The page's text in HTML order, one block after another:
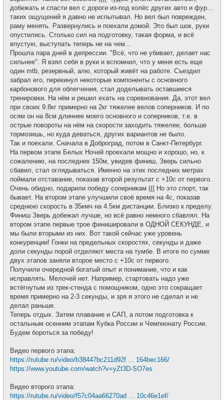
добежать и спасти вел с дороги из-под колёс других авто и фур...
таких ощущений я давно не испытывал. Но вел был поврежден,
раму менять. Развернулись и поехали домой. Это был шок, руки
опустились. Столько сил на подготовку, такая форма, и всё
впустую, выступать теперь не на чем...
Прошла пара дней в депрессии. "Всё, что не убивает, делает нас
сильнее". Я взял себя в руки и вспомнил, что у меня есть еще
один mtb, резервный, алю, который живёт на работе. Съездил
забрал его, перекинул некоторые компоненты с основного
карбонового для облегчения, стал доделывать оставшиеся
тренировки. На нём и решил ехать на соревнования. Да, этот вел
при своих 9.8кг примерно на 2кг тяжелее велов соперников. И по
осям он на 8см длиннее моего основного и соперников, т.е. в
острые повороты на нём на скорости заходить тяжелее, больше
тормозишь, но куда деваться, других вариантов не было.
Так и поехали. Сначала в Доброград, потом в Санкт-Петербург.
На первом этапе Белых Ночей проехали мощно и хорошо, но, к
сожалению, на последних 150м, увидев финиш, Зверь сильно
сбавил, стал оглядываться. Именно на этих последних метрах
поймали отставание, показав второй результат с +10с от первого.
Очень обидно, подарили победу соперникам ((( Но это спорт, так
бывает. На втором этапе улучшили своё время на 4с, показав
среднюю скорость в 35кмч на 4.5км дистанции. Близко к пределу.
Финиш Зверь добежал лучше, но всё равно немного сбавлял. На
втором этапе первые трое финишировали в ОДНОЙ СЕКУНДЕ, и
мы были вторыми из них. Вот такой сейчас уже уровень
конкуренции! Гонки на предельных скоростях, секунды и даже
доли секунды порой отделяют места на тумбе. В итоге по сумме
двух этапов заняли второе место с +10с от первого.
Получили очередной богатый опыт и понимание, что и как
исправлять. Мелочей нет. Например, стартовать надо уже
встёгнутым из трек-стенда с помощником, одно это сокращает
время примерно на 2-3 секунды, и зря я этого не сделал и не
делал раньше.
Теперь отдых. Затем плавание и САП, а потом подготовка к
остальным осенним этапам Кубка России и Чемпионату России.
Будем бороться за победу!
Видео первого этапа:
https://rutube.ru/video/b38447bc211d92f ... 164bec166/
https://www.youtube.com/watch?v=yZt3D-SO7es
Видео второго этапа:
https://rutube.ru/video/f57c04aa66270ad ... 10c46e1ef/